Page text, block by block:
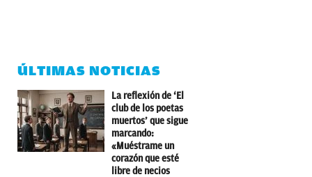
ÚLTIMAS NOTICIAS
La reflexión de ‘El
club de los poetas
muertos’ que sigue
marcando:
«Muéstrame un
corazón que esté
libre de necios